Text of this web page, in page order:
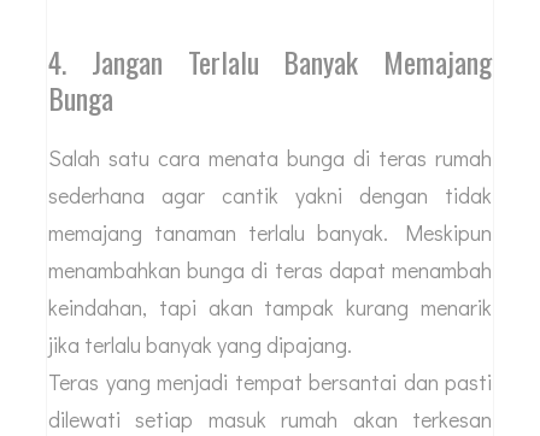
4. Jangan Terlalu Banyak Memajang
Bunga
Salah satu cara menata bunga di teras rumah
sederhana agar cantik yakni dengan tidak
memajang tanaman terlalu banyak. Meskipun
menambahkan bunga di teras dapat menambah
keindahan, tapi akan tampak kurang menarik
jika terlalu banyak yang dipajang.
Teras yang menjadi tempat bersantai dan pasti
dilewati setiap masuk rumah akan terkesan